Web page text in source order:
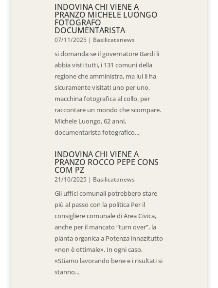
INDOVINA CHI VIENE A
PRANZO MICHELE LUONGO
FOTOGRAFO
DOCUMENTARISTA
07/11/2025 | Basilicatanews
si domanda se il governatore Bardi li
abbia visti tutti, i 131 comuni della
regione che amministra, ma lui li ha
sicuramente visitati uno per uno,
macchina fotografica al collo, per
raccontare un mondo che scompare.
Michele Luongo, 62 anni,
documentarista fotografico...
INDOVINA CHI VIENE A
PRANZO ROCCO PEPE CONS
COM PZ
21/10/2025 | Basilicatanews
Gli uffici comunali potrebbero stare
più al passo con la politica Per il
consigliere comunale di Area Civica,
anche per il mancato “turn over”, la
pianta organica a Potenza innazitutto
«non è ottimale». In ogni caso,
«Stiamo lavorando bene e i risultati si
stanno...